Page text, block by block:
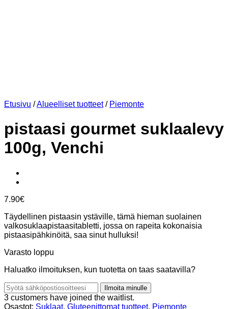
Etusivu /Alueelliset tuotteet / Piemonte
pistaasi gourmet suklaalevy
100g, Venchi
7.90€
Täydellinen pistaasin ystäville, tämä hieman suolainen
valkosuklaapistaasitabletti, jossa on rapeita kokonaisia
pistaasipähkinöitä, saa sinut hulluksi!
Varasto loppu
Haluatko ilmoituksen, kun tuotetta on taas saatavilla?
Ilmoita minulle
3 customers have joined the waitlist.
Osastot: Suklaat, Gluteenittomat tuotteet, Piemonte